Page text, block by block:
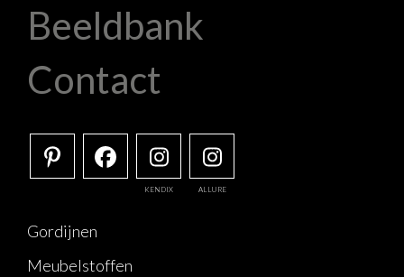
Beeldbank
Contact
KENDIX ALLURE
Gordijnen
Meubelstoffen